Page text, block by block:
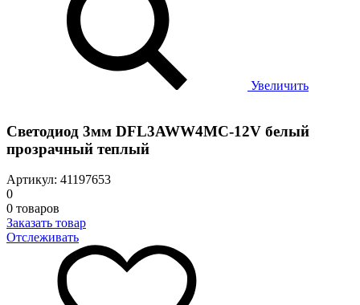
Увеличить
Светодиод 3мм DFL3AWW4MC-12V белый
прозрачный теплый
Артикул: 41197653
0
0 товаров
Заказать товар
Отслеживать